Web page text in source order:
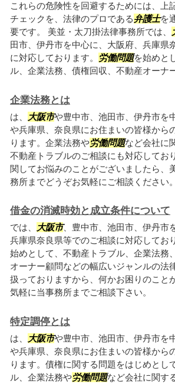
これらの危険性を回避するためには、上
チェックを、法律のプロである弁護士を
要です。 美並・太刀掛法律事務所では、
田市、伊丹市を中心に、大阪府、兵庫県
に対応しております。
労働問題を始めと
ル、企業法務、債権回収、不動産オーナ
企業法務とは
は、 大阪市や豊中市、池田市、伊丹市を
や兵庫県、奈良県にお住まいの皆様から
ります。企業法務や労働問題など会社に
不動産トラブルのご相談にも対応してお
関してお悩みのことがございましたら、
務所までどうぞお気軽にご相談ください。
借金の消滅時効と成立条件について
では、 大阪市、豊中市、池田市、伊丹市
兵庫県奈良県等でのご相談に対応してお
始めとして、不動産トラブル、企業法務、
オーナー顧問などの幅広いジャンルの法
扱っておりますから、何かお困りのこと
気軽に当事務所までご相談下さい。
特定調停とは
は、 大阪市や豊中市、池田市、伊丹市を
や兵庫県、奈良県にお住まいの皆様から
ります。債権に関する問題をはじめとし
ル、企業法務や労働問題など会社に関す